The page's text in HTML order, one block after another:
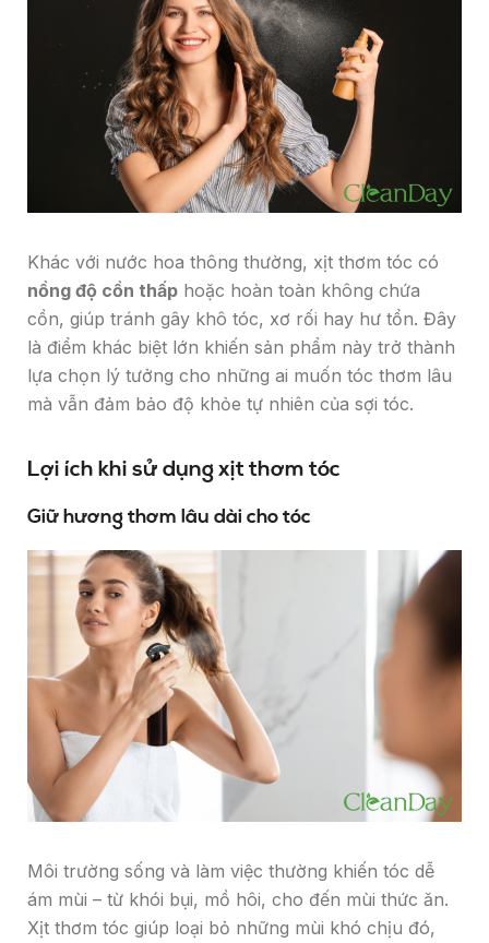
Khác với nước hoa thông thường, xịt thơm tóc có
nồng độ cồn thấp hoặc hoàn toàn không chứa
cồn, giúp tránh gây khô tóc, xơ rối hay hư tổn. Đây
là điểm khác biệt lớn khiến sản phẩm này trở thành
lựa chọn lý tưởng cho những ai muốn tóc thơm lâu
mà vẫn đảm bảo độ khỏe tự nhiên của sợi tóc.
Lợi ích khi sử dụng xịt thơm tóc
Giữ hương thơm lâu dài cho tóc
Môi trường sống và làm việc thường khiến tóc dễ
ám mùi – từ khói bụi, mồ hôi, cho đến mùi thức ăn.
Xịt thơm tóc giúp loại bỏ những mùi khó chịu đó,